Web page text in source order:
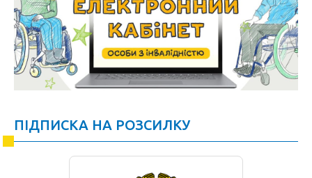
ПІДПИСКА НА РОЗСИЛКУ